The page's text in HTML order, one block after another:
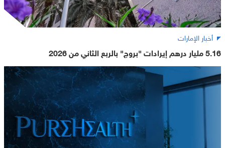
أخبار الإمارات
5.16 مليار درهم إيرادات "بروج" بالربع الثاني من 2026